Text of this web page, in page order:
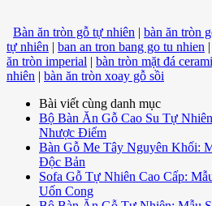
Bàn ăn tròn gỗ tự nhiên | bàn ăn tròn
tự nhiên | ban an tron bang go tu nhien |
ăn tròn imperial | bàn tròn mặt đá
nhiên | bàn ăn tròn xoay gỗ sồi
Bài viết cùng danh mục
Bộ Bàn Ăn Gỗ Cao Su Tự
Nhược Điểm
Bàn Gỗ Me Tây Nguyên Khối:
Độc Bản
Sofa Gỗ Tự Nhiên Cao Cấp:
Uốn Cong